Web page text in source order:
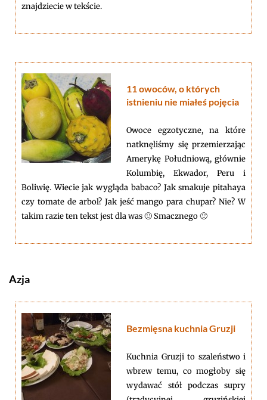
znajdziecie w tekście.
11 owoców, o których
istnieniu nie miałeś pojęcia
Owoce egzotyczne, na które
natknęliśmy się przemierzając
Amerykę Południową, głównie
Kolumbię, Ekwador, Peru i
Boliwię. Wiecie jak wygląda babaco? Jak smakuje pitahaya
czy tomate de arbol? Jak jeść mango para chupar? Nie? W
takim razie ten tekst jest dla was 🙂 Smacznego 🙂
Azja
Bezmięsna kuchnia Gruzji
Kuchnia Gruzji to szaleństwo i
wbrew temu, co mogłoby się
wydawać stół podczas supry